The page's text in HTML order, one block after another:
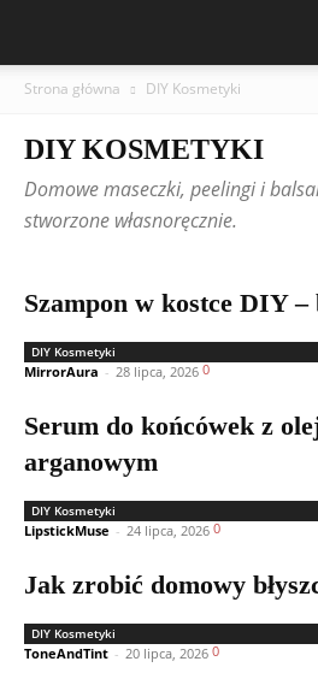
Strona główna DIY Kosmetyki
DIY KOSMETYKI
Domowe maseczki, peelingi i
stworzone własnoręcznie.
Szampon w kostce DIY –
DIY Kosmetyki
MirrorAura - 28 lipca, 2026 0
Serum do końcówek z
arganowym
DIY Kosmetyki
LipstickMuse - 24 lipca, 2026 0
Jak zrobić domowy
DIY Kosmetyki
ToneAndTint - 20 lipca, 2026 0